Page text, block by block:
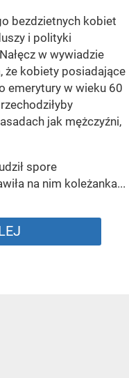
bezdzietnych kobiet
i polityki
w wywiadzie
że kobiety posiadające
emerytury w wieku 60
jak mężczyźni,
spore
na nim koleżanka...